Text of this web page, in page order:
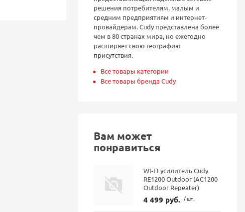
решения потребителям, малым и
средним предприятиям и интернет-
провайдерам. Cudy представлена более
чем в 80 странах мира, но ежегодно
расширяет свою географию
присутствия.
Все товары категории
Все товары бренда Cudy
Вам может
понравиться
WI-FI усилитель Cudy
RE1200 Outdoor (AC1200
Outdoor Repeater)
4 499 руб. / шт.